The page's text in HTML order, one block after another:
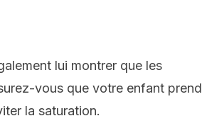
lui montrer que les
vous que votre enfant prend
la saturation.